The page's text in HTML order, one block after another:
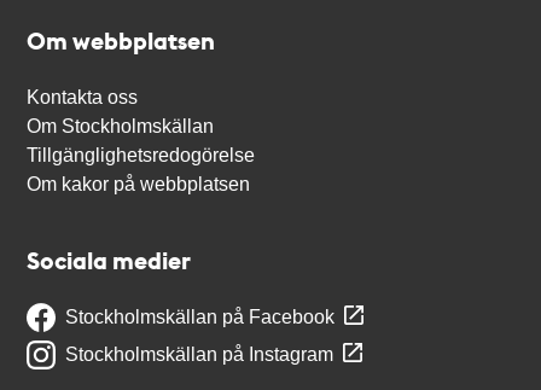
Om webbplatsen
Kontakta oss
Om Stockholmskällan
Tillgänglighetsredogörelse
Om kakor på webbplatsen
Sociala medier
Stockholmskällan på Facebook
Stockholmskällan på Instagram